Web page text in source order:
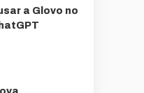
a Glovo no